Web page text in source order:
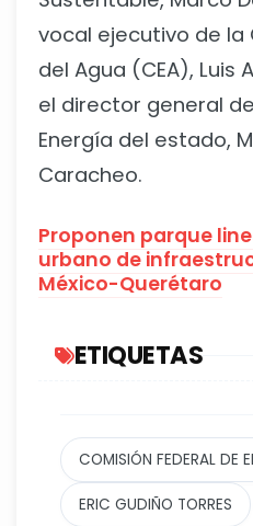
vocal ejecutivo de la
del Agua (CEA), Luis
el director general
Energía del estado,
Caracheo.
Proponen parque
urbano de
México-Querétaro
ETIQUETAS
COMISIÓN FEDERAL DE
ERIC GUDIÑO TORRES